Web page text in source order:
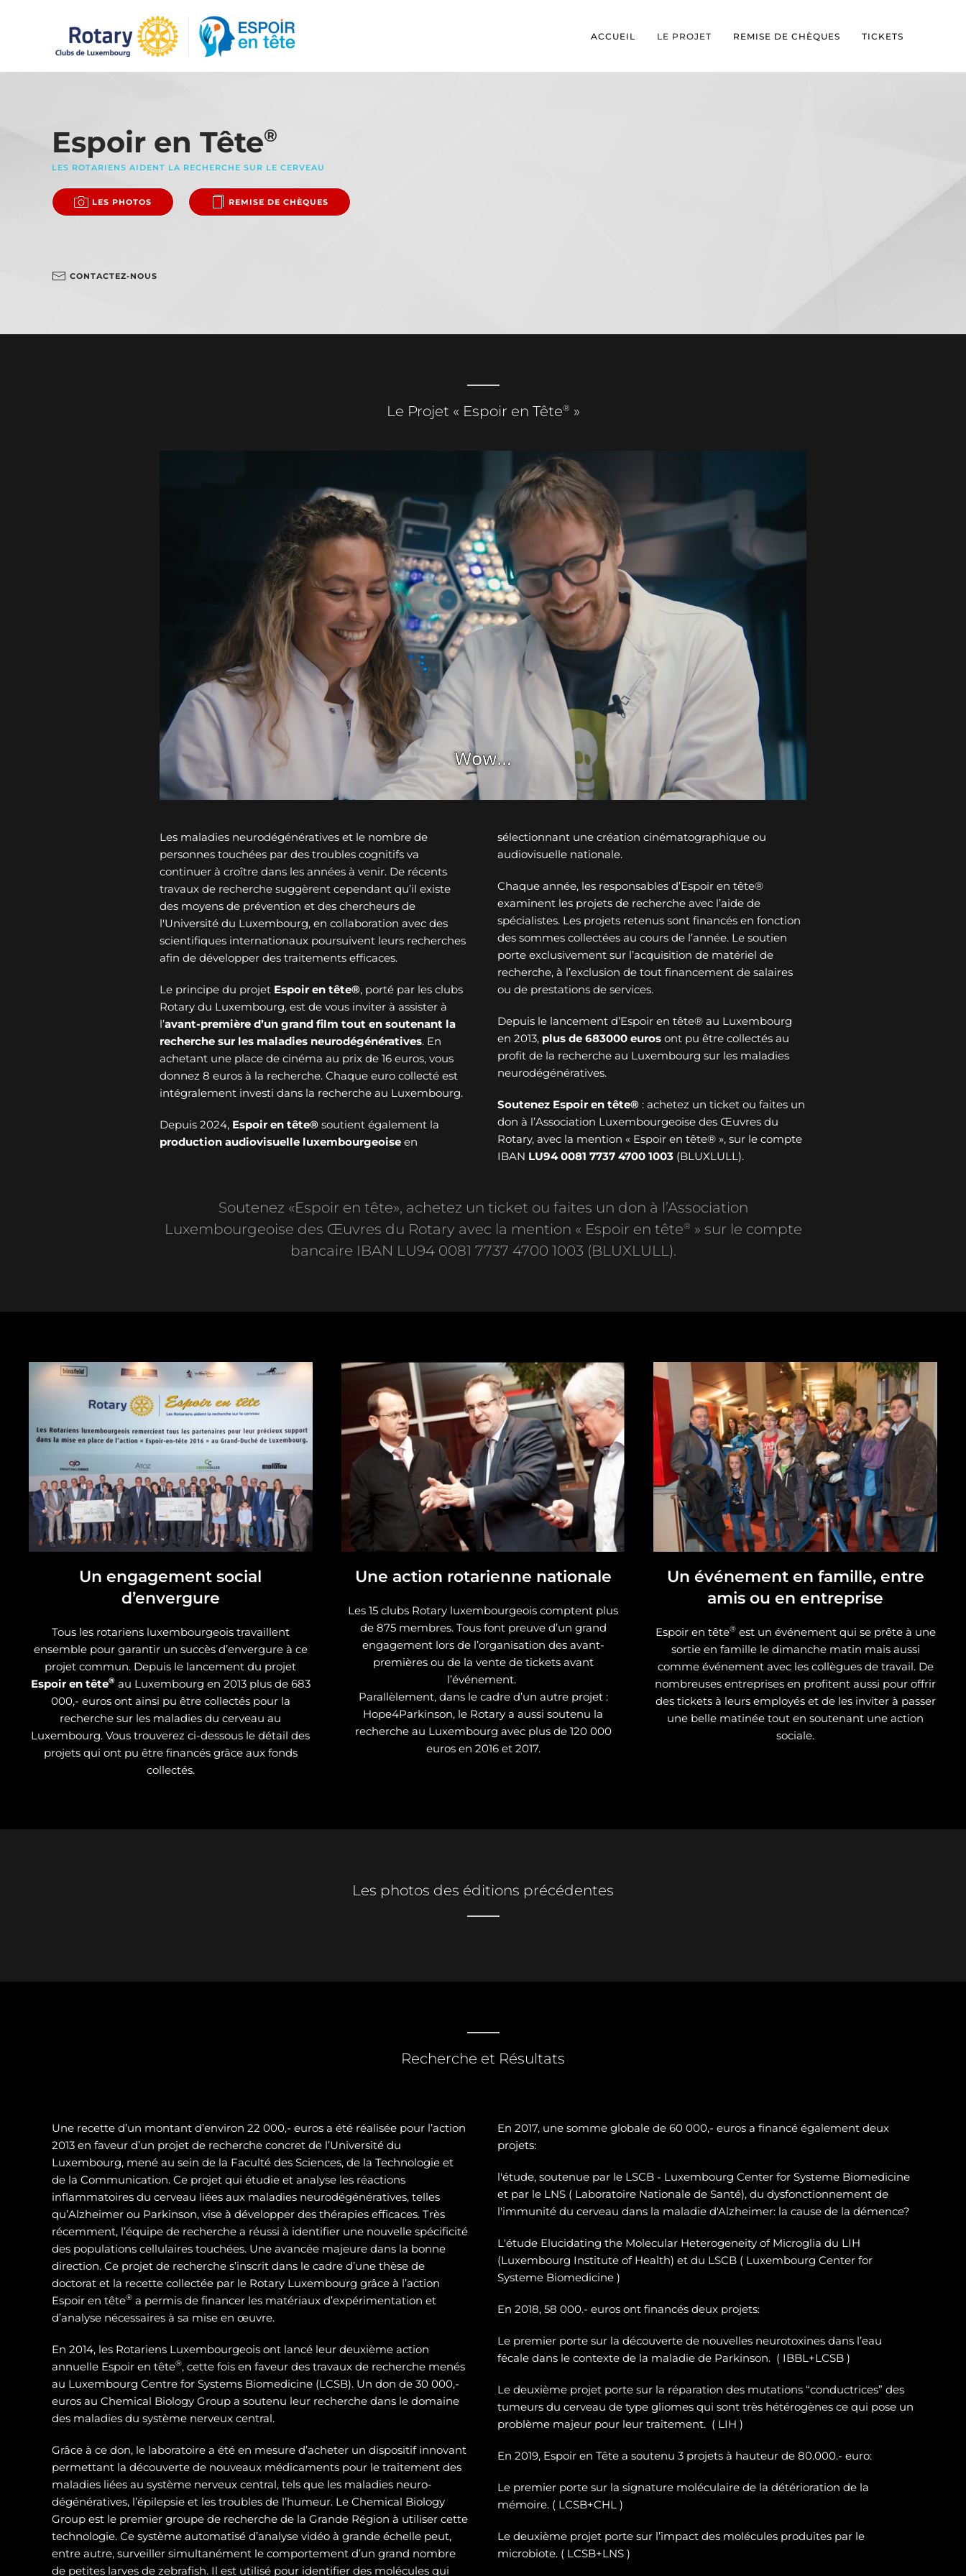
Accéder au contenu principal ACCUEIL LE PROJET REMISE DE CHÈQUES TICKETS
Espoir en Tête®
LES ROTARIENS AIDENT LA RECHERCHE SUR LE CERVEAU
LES PHOTOS REMISE DE CHÈQUES
CONTACTEZ-NOUS
Le Projet « Espoir en Tête® »
Les maladies neurodégénératives et le nombre de
personnes touchées par des troubles cognitifs va
continuer à croître dans les années à venir. De récents
travaux de recherche suggèrent cependant qu’il existe
des moyens de prévention et des chercheurs de
l'Université du Luxembourg, en collaboration avec des
scientifiques internationaux poursuivent leurs recherches
afin de développer des traitements efficaces.
Le principe du projet Espoir en tête®, porté par les clubs
Rotary du Luxembourg, est de vous inviter à assister à
l’avant-première d’un grand film tout en soutenant la
recherche sur les maladies neurodégénératives. En
achetant une place de cinéma au prix de 16 euros, vous
donnez 8 euros à la recherche. Chaque euro collecté est
intégralement investi dans la recherche au Luxembourg.
Depuis 2024, Espoir en tête® soutient également la
production audiovisuelle luxembourgeoise en
sélectionnant une création cinématographique ou
audiovisuelle nationale.
Chaque année, les responsables d’Espoir en tête®
examinent les projets de recherche avec l’aide de
spécialistes. Les projets retenus sont financés en fonction
des sommes collectées au cours de l’année. Le soutien
porte exclusivement sur l’acquisition de matériel de
recherche, à l’exclusion de tout financement de salaires
ou de prestations de services.
Depuis le lancement d’Espoir en tête® au Luxembourg
en 2013, plus de 683000 euros ont pu être collectés au
profit de la recherche au Luxembourg sur les maladies
neurodégénératives.
Soutenez Espoir en tête® : achetez un ticket ou faites un
don à l’Association Luxembourgeoise des Œuvres du
Rotary, avec la mention « Espoir en tête® », sur le compte
IBAN LU94 0081 7737 4700 1003 (BLUXLULL).
Soutenez «Espoir en tête», achetez un ticket ou faites un don à l’Association
Luxembourgeoise des Œuvres du Rotary avec la mention « Espoir en tête® » sur le compte
bancaire IBAN LU94 0081 7737 4700 1003 (BLUXLULL).
Un engagement social
d’envergure
Tous les rotariens luxembourgeois travaillent
ensemble pour garantir un succès d’envergure à ce
projet commun. Depuis le lancement du projet
Espoir en tête®au Luxembourg en 2013 plus de 683
000,- euros ont ainsi pu être collectés pour la
recherche sur les maladies du cerveau au
Luxembourg. Vous trouverez ci-dessous le détail des
projets qui ont pu être financés grâce aux fonds
collectés.
Une action rotarienne nationale
Les 15 clubs Rotary luxembourgeois comptent plus
de 875 membres. Tous font preuve d’un grand
engagement lors de l’organisation des avant-
premières ou de la vente de tickets avant
l’événement.
Parallèlement, dans le cadre d’un autre projet :
Hope4Parkinson, le Rotary a aussi soutenu la
recherche au Luxembourg avec plus de 120 000
euros en 2016 et 2017.
Un événement en famille, entre
amis ou en entreprise
Espoir en tête®est un événement qui se prête à une
sortie en famille le dimanche matin mais aussi
comme événement avec les collègues de travail. De
nombreuses entreprises en profitent aussi pour offrir
des tickets à leurs employés et de les inviter à passer
une belle matinée tout en soutenant une action
sociale.
Les photos des éditions précédentes
Recherche et Résultats
Une recette d’un montant d’environ 22 000,- euros a été réalisée pour l’action
2013 en faveur d’un projet de recherche concret de l’Université du
Luxembourg, mené au sein de la Faculté des Sciences, de la Technologie et
de la Communication. Ce projet qui étudie et analyse les réactions
inflammatoires du cerveau liées aux maladies neurodégénératives, telles
qu’Alzheimer ou Parkinson, vise à développer des thérapies efficaces. Très
récemment, l’équipe de recherche a réussi à identifier une nouvelle spécificité
des populations cellulaires touchées. Une avancée majeure dans la bonne
direction. Ce projet de recherche s’inscrit dans le cadre d’une thèse de
doctorat et la recette collectée par le Rotary Luxembourg grâce à l’action
Espoir en tête® a permis de financer les matériaux d’expérimentation et
d’analyse nécessaires à sa mise en œuvre.
En 2014, les Rotariens Luxembourgeois ont lancé leur deuxième action
annuelle Espoir en tête®, cette fois en faveur des travaux de recherche menés
au Luxembourg Centre for Systems Biomedicine (LCSB). Un don de 30 000,-
euros au Chemical Biology Group a soutenu leur recherche dans le domaine
des maladies du système nerveux central.
Grâce à ce don, le laboratoire a été en mesure d’acheter un dispositif innovant
permettant la découverte de nouveaux médicaments pour le traitement des
maladies liées au système nerveux central, tels que les maladies neuro-
dégénératives, l’épilepsie et les troubles de l’humeur. Le Chemical Biology
Group est le premier groupe de recherche de la Grande Région à utiliser cette
technologie. Ce système automatisé d’analyse vidéo à grande échelle peut,
entre autre, surveiller simultanément le comportement d’un grand nombre
de petites larves de zebrafish. Il est utilisé pour identifier des molécules qui
En 2017, une somme globale de 60 000,- euros a financé également deux
projets:
l'étude, soutenue par le LSCB - Luxembourg Center for Systeme Biomedicine
et par le LNS ( Laboratoire Nationale de Santé), du dysfonctionnement de
l'immunité du cerveau dans la maladie d'Alzheimer: la cause de la démence?
L'étude Elucidating the Molecular Heterogeneity of Microglia du LIH
(Luxembourg Institute of Health) et du LSCB ( Luxembourg Center for
Systeme Biomedicine )
En 2018, 58 000.- euros ont financés deux projets:
Le premier porte sur la découverte de nouvelles neurotoxines dans l’eau
fécale dans le contexte de la maladie de Parkinson. ( IBBL+LCSB )
Le deuxième projet porte sur la réparation des mutations “conductrices” des
tumeurs du cerveau de type gliomes qui sont très hétérogènes ce qui pose un
problème majeur pour leur traitement. ( LIH )
En 2019, Espoir en Tête a soutenu 3 projets à hauteur de 80.000.- euro:
Le premier porte sur la signature moléculaire de la détérioration de la
mémoire. ( LCSB+CHL )
Le deuxième projet porte sur l’impact des molécules produites par le
microbiote. ( LCSB+LNS )